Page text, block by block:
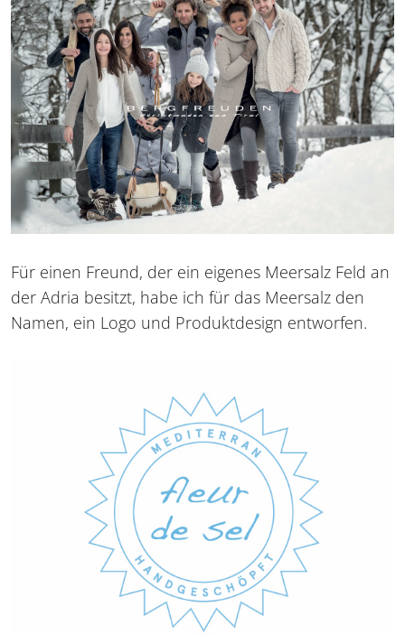
Für einen Freund, der ein eigenes Meersalz Feld an
der Adria besitzt, habe ich für das Meersalz den
Namen, ein Logo und Produktdesign entworfen.